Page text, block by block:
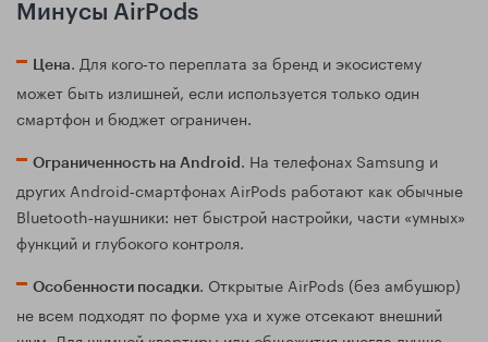
Минусы AirPods
Цена. Для кого‑то переплата за бренд и экосистему
может быть излишней, если используется только один
смартфон и бюджет ограничен.
Ограниченность на Android . На телефонах Samsung и
других Android‑смартфонах AirPods работают как обычные
Bluetooth‑наушники: нет быстрой настройки, части «умных»
функций и глубокого контроля.
Особенности посадки. Открытые AirPods (без амбушюр)
не всем подходят по форме уха и хуже отсекают внешний